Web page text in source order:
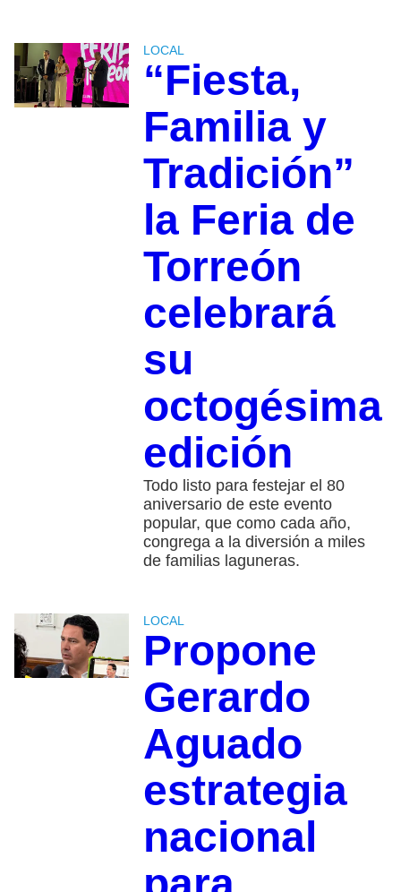
LOCAL
“Fiesta,
Familia y
Tradición”
la Feria de
Torreón
celebrará
su
octogésima
edición
Todo listo para festejar el 80
aniversario de este evento
popular, que como cada año,
congrega a la diversión a miles
de familias laguneras.
LOCAL
Propone
Gerardo
Aguado
estrategia
nacional